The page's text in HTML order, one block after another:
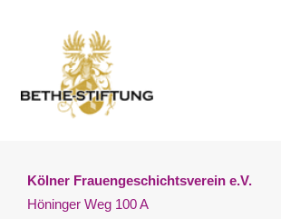
Kölner Frauengeschichtsverein e.V.
Höninger Weg 100 A